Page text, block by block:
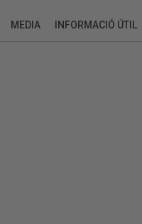
MEDIA INFORMACIÓ ÚTIL